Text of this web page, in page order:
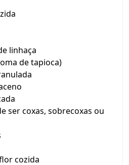
linhaça
de tapioca)
ser coxas, sobrecoxas ou
cozida